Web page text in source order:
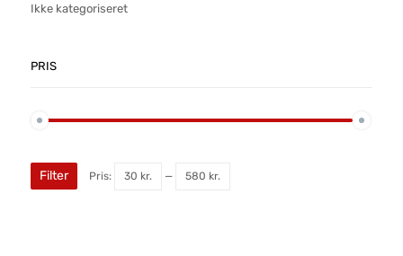
Ikke kategoriseret
PRIS
Filter Pris: 30 kr. — 580 kr.